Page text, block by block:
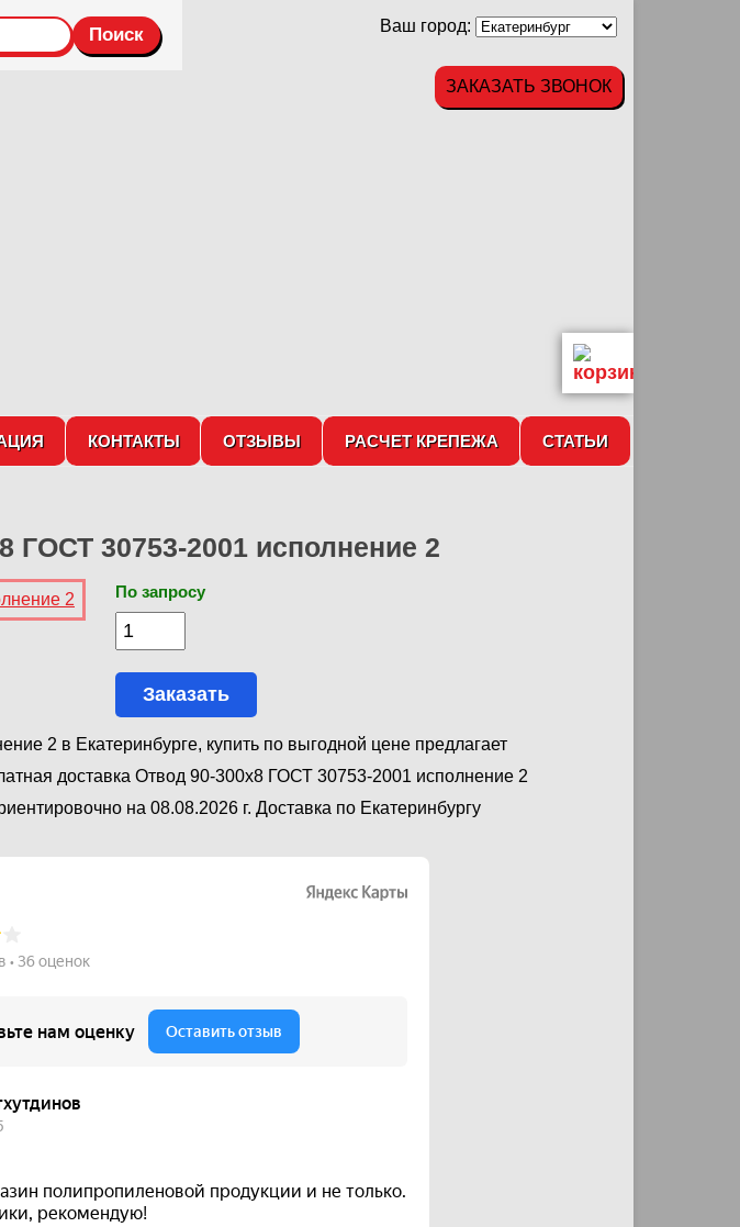
ЗАКАЗАТЬ ЗВОНОК
Ваш город:
КОНТАКТЫ ОТЗЫВЫ РАСЧЕТ КРЕПЕЖА СТАТЬИ
ГОСТ 30753-2001 исполнение 2
По запросу
Заказать
2 в Екатеринбурге, купить по выгодной цене предлагает
доставка Отвод 90-300х8 ГОСТ 30753-2001 исполнение 2
на 08.08.2026 г. Доставка по Екатеринбургу